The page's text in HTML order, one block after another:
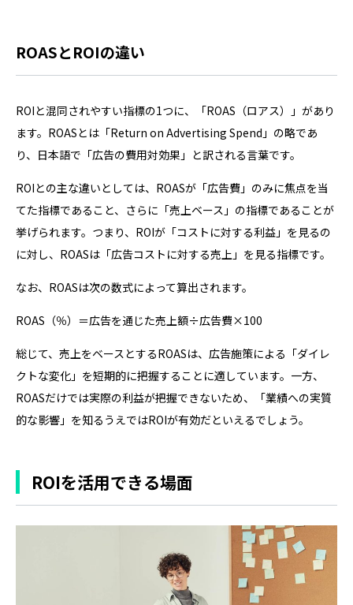
ROASとROIの違い
ROIと混同されやすい指標の1つに、「ROAS（ロアス）」があり
ます。ROASとは「Return on Advertising Spend」の略であ
り、日本語で「広告の費用対効果」と訳される言葉です。
ROIとの主な違いとしては、ROASが「広告費」のみに焦点を当
てた指標であること、さらに「売上ベース」の指標であることが
挙げられます。つまり、ROIが「コストに対する利益」を見るの
に対し、ROASは「広告コストに対する売上」を見る指標です。
なお、ROASは次の数式によって算出されます。
ROAS（％）＝広告を通じた売上額÷広告費×100
総じて、売上をベースとするROASは、広告施策による「ダイレ
クトな変化」を短期的に把握することに適しています。一方、
ROASだけでは実際の利益が把握できないため、「業績への実質
的な影響」を知るうえではROIが有効だといえるでしょう。
ROIを活用できる場面